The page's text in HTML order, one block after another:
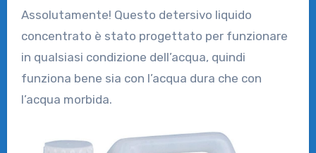
Assolutamente! Questo detersivo liquido
concentrato è stato progettato per funzionare
in qualsiasi condizione dell’acqua, quindi
funziona bene sia con l’acqua dura che con
l’acqua morbida.